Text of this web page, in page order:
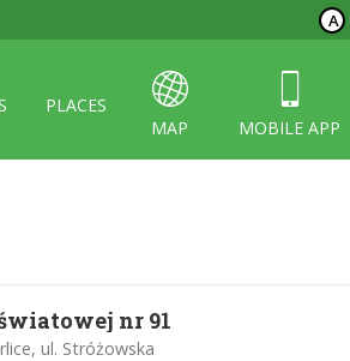
A
PLACES
MAP
MOBILE APP
nr 91
ul. Stróżowska